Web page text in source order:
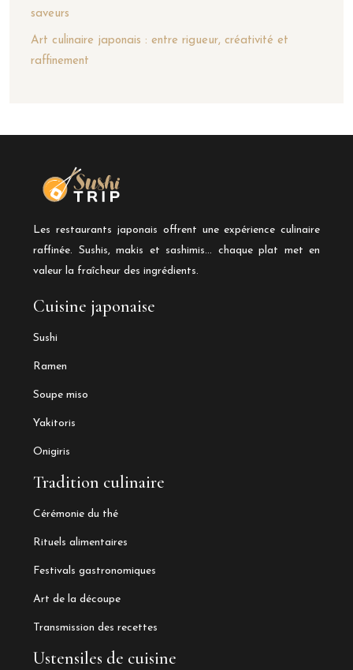
saveurs
Art culinaire japonais : entre rigueur, créativité et
raffinement
Les restaurants japonais offrent une expérience culinaire
raffinée. Sushis, makis et sashimis… chaque plat met en
valeur la fraîcheur des ingrédients.
Cuisine japonaise
Sushi
Ramen
Soupe miso
Yakitoris
Onigiris
Tradition culinaire
Cérémonie du thé
Rituels alimentaires
Festivals gastronomiques
Art de la découpe
Transmission des recettes
Ustensiles de cuisine